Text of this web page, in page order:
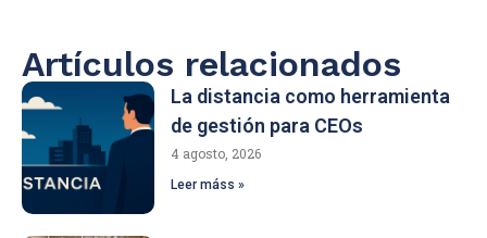
Artículos relacionados
La distancia como herramienta
de gestión para CEOs
4 agosto, 2026
Leer máss »